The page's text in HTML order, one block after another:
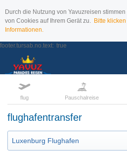
Durch die Nutzung von Yavuzreisen
von Cookies auf Ihrem Gerät zu. Bitte
Informationen.
footer.tursab.no.text: true
flug Pauschalreise
flughafentransfer